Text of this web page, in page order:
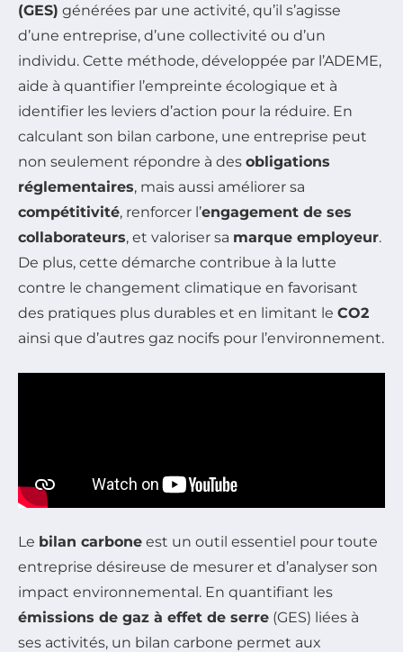
(GES) générées par une activité, qu’il s’agisse
d’une entreprise, d’une collectivité ou d’un
individu. Cette méthode, développée par l’ADEME,
aide à quantifier l’empreinte écologique et à
identifier les leviers d’action pour la réduire. En
calculant son bilan carbone, une entreprise peut
non seulement répondre à des obligations
réglementaires, mais aussi améliorer sa
compétitivité, renforcer l’engagement de ses
collaborateurs, et valoriser sa marque employeur.
De plus, cette démarche contribue à la lutte
contre le changement climatique en favorisant
des pratiques plus durables et en limitant le CO2
ainsi que d’autres gaz nocifs pour l’environnement.
Le bilan carbone est un outil essentiel pour toute
entreprise désireuse de mesurer et d’analyser son
impact environnemental. En quantifiant les
émissions de gaz à effet de serre (GES) liées à
ses activités, un bilan carbone permet aux